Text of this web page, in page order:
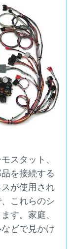
スタット、
を接続する
が使用され
これらのシ
す。家庭、
どで見かけ